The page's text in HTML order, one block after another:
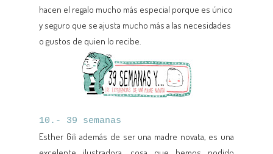
hacen el regalo mucho más especial porque es único
y seguro que se ajusta mucho más a las necesidades
o gustos de quien lo recibe.
10.- 39 semanas
Esther Gili además de ser una madre novata, es una